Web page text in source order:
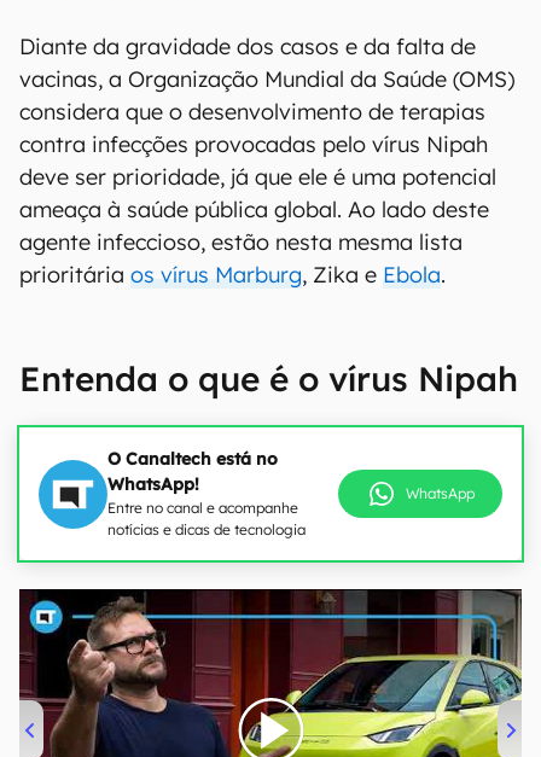
Diante da gravidade dos casos e da falta de
vacinas, a Organização Mundial da Saúde (OMS)
considera que o desenvolvimento de terapias
contra infecções provocadas pelo vírus Nipah
deve ser prioridade, já que ele é uma potencial
ameaça à saúde pública global. Ao lado deste
agente infeccioso, estão nesta mesma lista
prioritária os vírus Marburg, Zika e Ebola.
Entenda o que é o vírus Nipah
O Canaltech está no
WhatsApp!
Entre no canal e acompanhe
notícias e dicas de tecnologia
WhatsApp